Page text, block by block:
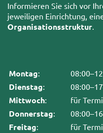
Informieren Sie sich vor
jeweiligen Einrichtung,
Organisationsstruktur.
Montag:
Dienstag:
Mittwoch: für
Donnerstag:
Freitag: für